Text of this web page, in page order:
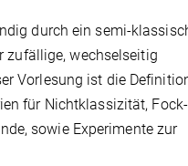
durch ein semi-
zufällige, wechselseitig
Vorlesung ist die
für Nichtklassizität, Fock-
sowie Experimente zur